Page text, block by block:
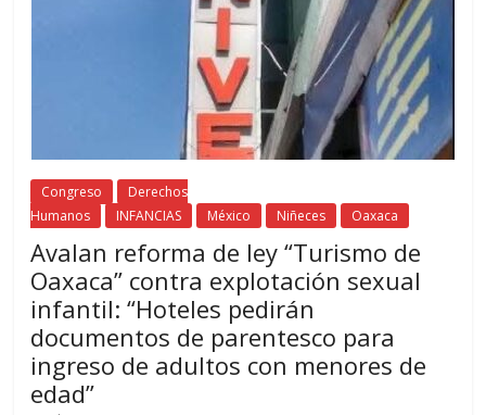
Congreso
Derechos
Humanos
INFANCIAS México Niñeces Oaxaca
Avalan reforma de ley “Turismo de
Oaxaca” contra explotación sexual
infantil: “Hoteles pedirán
documentos de parentesco para
ingreso de adultos con menores de
edad”